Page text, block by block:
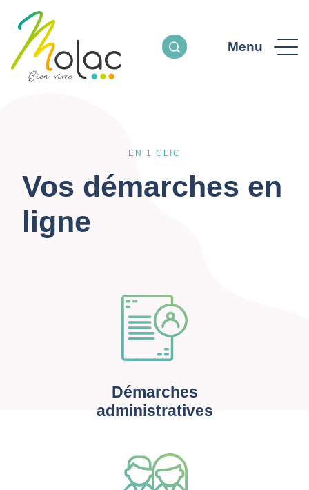
Menu
EN 1 CLIC
Vos démarches en
ligne
Démarches
administratives